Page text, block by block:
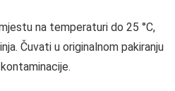
na temperaturi do 25 °C,
Čuvati u originalnom pakiranju